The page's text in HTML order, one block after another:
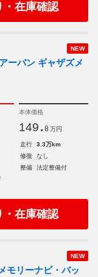
・在庫確認
NEW
ーバン ギャザズメ
本体価格
149. 8 万円
走行
3.3万km
修復
なし
整備
法定整備付
・在庫確認
NEW
モリーナビ・バッ